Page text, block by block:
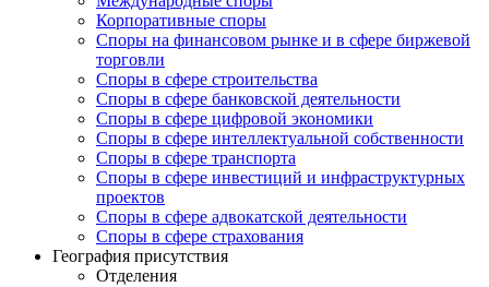
Корпоративные споры
Споры на финансовом рынке и в сфере биржевой
торговли
Споры в сфере строительства
Споры в сфере банковской деятельности
Споры в сфере цифровой экономики
Споры в сфере интеллектуальной собственности
Споры в сфере транспорта
Cпоры в сфере инвестиций и инфраструктурных
проектов
Споры в сфере адвокатской деятельности
Споры в сфере страхования
География присутствия
Отделения